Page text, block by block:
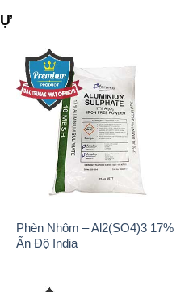
Phèn Nhôm – Al2(SO4)3 17%
Ấn Độ India